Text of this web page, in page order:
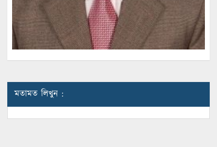
মতামত লিখুন :